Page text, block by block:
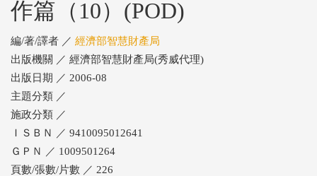
作篇（10）(POD)
編/著/譯者 ／ 經濟部智慧財產局
出版機關 ／ 經濟部智慧財產局(秀威代理)
出版日期 ／ 2006-08
主題分類 ／
施政分類 ／
ＩＳＢＮ ／ 9410095012641
ＧＰＮ ／ 1009501264
頁數/張數/片數 ／ 226